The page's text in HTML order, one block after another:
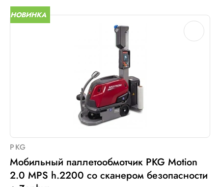
Макс. вес рулона с пленкой, кг:
Макс. внеш. диаметр рулона с пленкой, мм:
260
нет
НОВИНКА
PKG
Мобильный паллетообмотчик PKG Motion
2.0 MPS h.2200 со сканером безопасности